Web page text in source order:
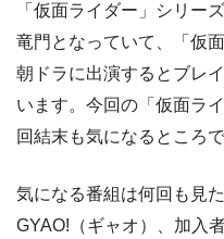
「仮面ライダー」シリー
竜門となっていて、「仮
朝ドラに出演するとブレ
います。今回の「仮面ラ
回結末も気になるところで
気になる番組は何回も見
GYAO!（ギャオ）、加入